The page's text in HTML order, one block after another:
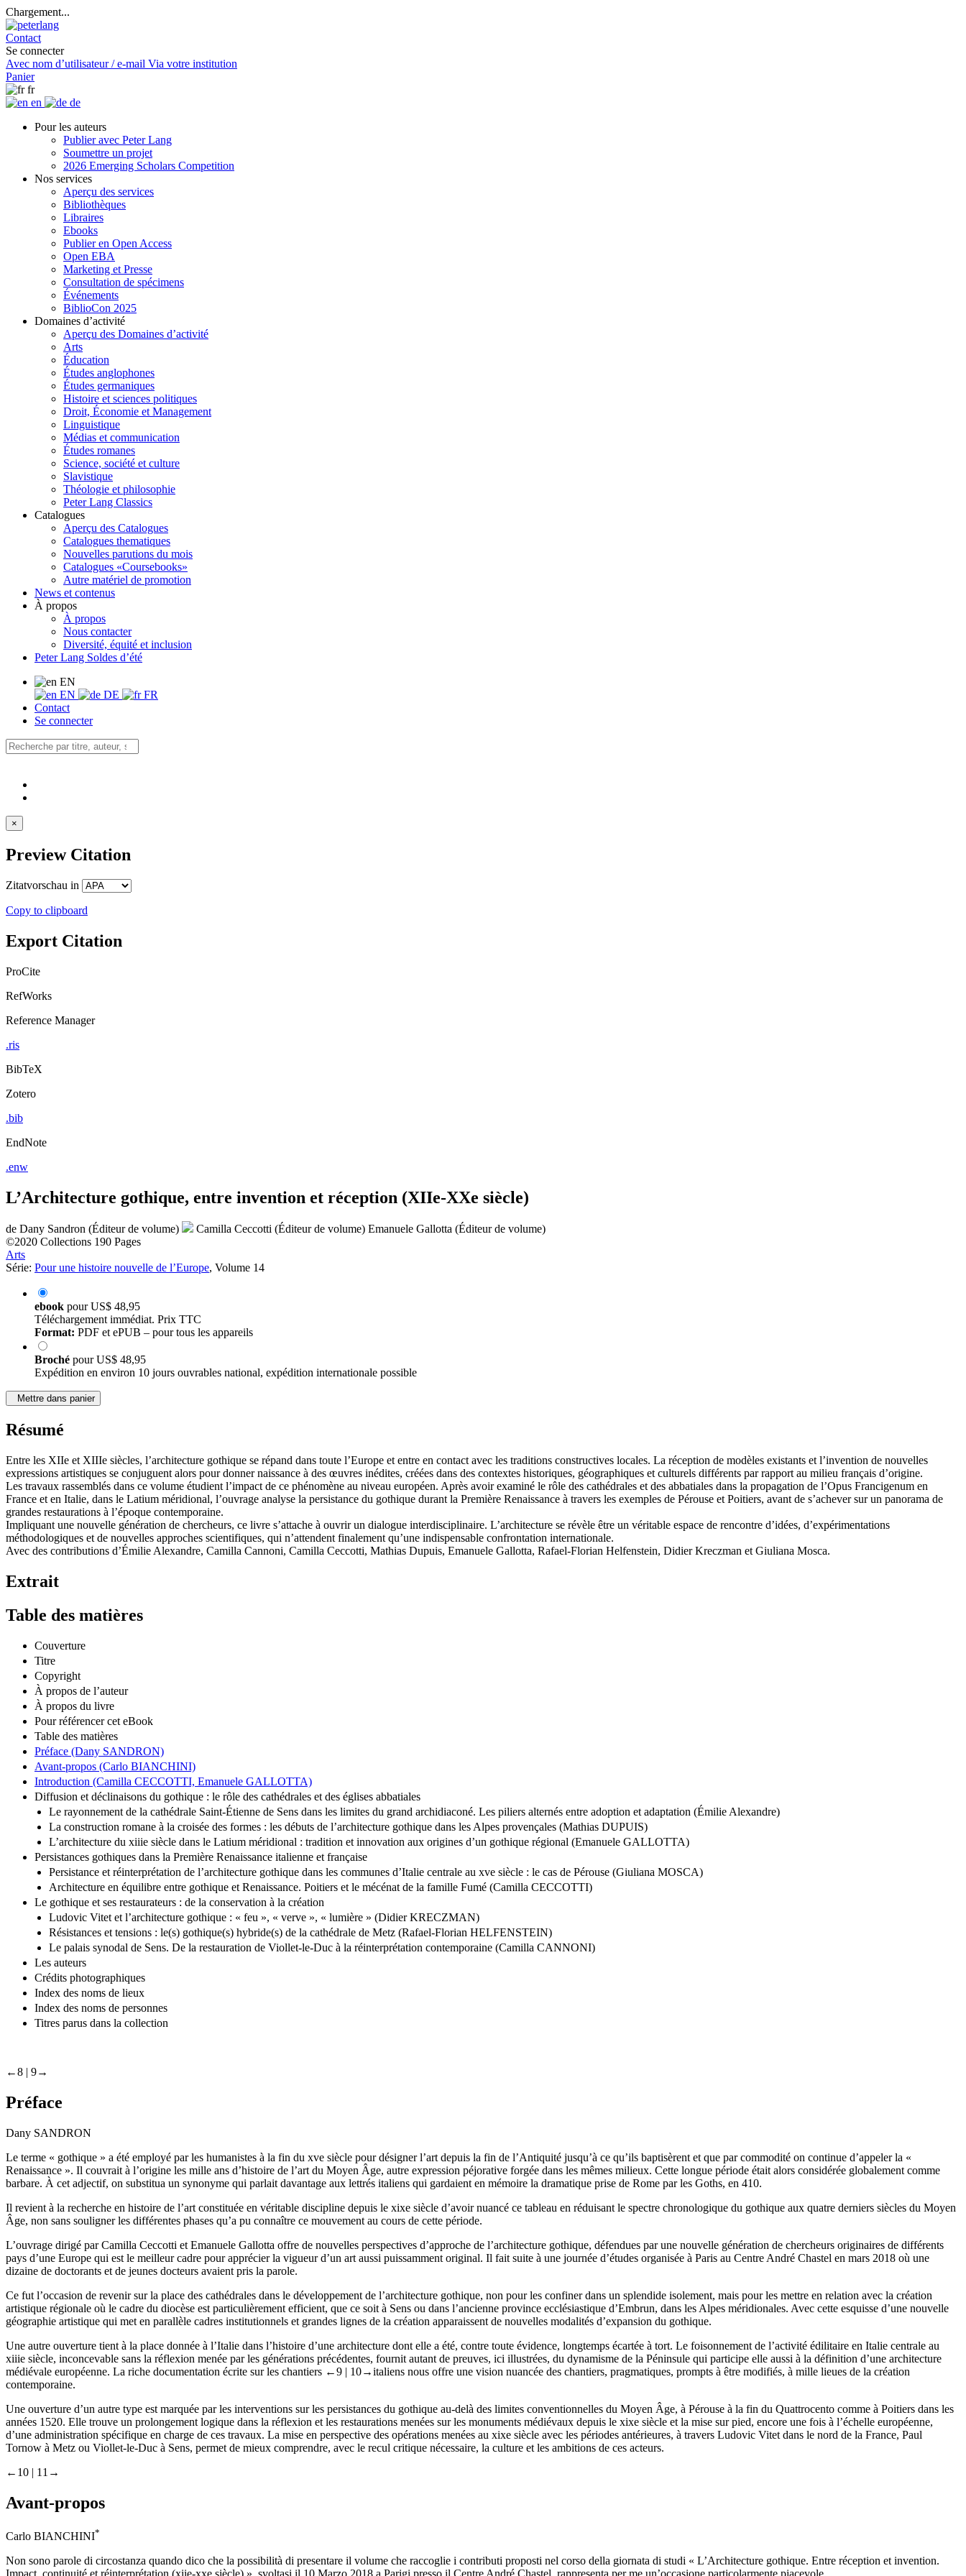
Chargement...
Contact
Se connecter
Avec nom d’utilisateur / e-mail Via votre institution
Panier
fr
en
de
Pour les auteurs
Publier avec Peter Lang
Soumettre un projet
2026 Emerging Scholars Competition
Nos services
Aperçu des services
Bibliothèques
Libraires
Ebooks
Publier en Open Access
Open EBA
Marketing et Presse
Consultation de spécimens
Événements
BiblioCon 2025
Domaines d’activité
Aperçu des Domaines d’activité
Arts
Éducation
Études anglophones
Études germaniques
Histoire et sciences politiques
Droit, Économie et Management
Linguistique
Médias et communication
Études romanes
Science, société et culture
Slavistique
Théologie et philosophie
Peter Lang Classics
Catalogues
Aperçu des Catalogues
Catalogues thematiques
Nouvelles parutions du mois
Catalogues «Coursebooks»
Autre matériel de promotion
News et contenus
À propos
À propos
Nous contacter
Diversité, équité et inclusion
Peter Lang Soldes d’été
EN
EN
DE
FR
Contact
Se connecter
×
Preview Citation
Zitatvorschau in
Copy to clipboard
Export Citation
ProCite
RefWorks
Reference Manager
.ris
BibTeX
Zotero
.bib
EndNote
.enw
L’Architecture gothique, entre invention et réception (XIIe-XXe siècle)
de Dany Sandron (Éditeur de volume) Camilla Ceccotti (Éditeur de volume) Emanuele Gallotta (Éditeur de volume)
©2020 Collections 190 Pages
Arts
Série: Pour une histoire nouvelle de l’Europe, Volume 14
ebook pourUS$ 48,95
Téléchargement immédiat. Prix TTC
Format: PDF et ePUB – pour tous les appareils
Broché pourUS$ 48,95
Expédition en environ 10 jours ouvrables national, expédition internationale possible
Mettre dans panier
Résumé
Entre les XIIe et XIIIe siècles, l’architecture gothique se répand dans toute l’Europe et entre en contact avec les traditions constructives locales. La réception de modèles existants et l’invention de nouvelles
expressions artistiques se conjuguent alors pour donner naissance à des œuvres inédites, créées dans des contextes historiques, géographiques et culturels différents par rapport au milieu français d’origine.
Les travaux rassemblés dans ce volume étudient l’impact de ce phénomène au niveau européen. Après avoir examiné le rôle des cathédrales et des abbatiales dans la propagation de l’Opus Francigenum en
France et en Italie, dans le Latium méridional, l’ouvrage analyse la persistance du gothique durant la Première Renaissance à travers les exemples de Pérouse et Poitiers, avant de s’achever sur un panorama de
grandes restaurations à l’époque contemporaine.
Impliquant une nouvelle génération de chercheurs, ce livre s’attache à ouvrir un dialogue interdisciplinaire. L’architecture se révèle être un véritable espace de rencontre d’idées, d’expérimentations
méthodologiques et de nouvelles approches scientifiques, qui n’attendent finalement qu’une indispensable confrontation internationale.
Avec des contributions d’Émilie Alexandre, Camilla Cannoni, Camilla Ceccotti, Mathias Dupuis, Emanuele Gallotta, Rafael-Florian Helfenstein, Didier Kreczman et Giuliana Mosca.
Extrait
Table des matières
Couverture
Titre
Copyright
À propos de l’auteur
À propos du livre
Pour référencer cet eBook
Table des matières
Préface (Dany SANDRON)
Avant-propos (Carlo BIANCHINI)
Introduction (Camilla CECCOTTI, Emanuele GALLOTTA)
Diffusion et déclinaisons du gothique : le rôle des cathédrales et des églises abbatiales
Le rayonnement de la cathédrale Saint-Étienne de Sens dans les limites du grand archidiaconé. Les piliers alternés entre adoption et adaptation (Émilie Alexandre)
La construction romane à la croisée des formes : les débuts de l’architecture gothique dans les Alpes provençales (Mathias DUPUIS)
L’architecture du xiiie siècle dans le Latium méridional : tradition et innovation aux origines d’un gothique régional (Emanuele GALLOTTA)
Persistances gothiques dans la Première Renaissance italienne et française
Persistance et réinterprétation de l’architecture gothique dans les communes d’Italie centrale au xve siècle : le cas de Pérouse (Giuliana MOSCA)
Architecture en équilibre entre gothique et Renaissance. Poitiers et le mécénat de la famille Fumé (Camilla CECCOTTI)
Le gothique et ses restaurateurs : de la conservation à la création
Ludovic Vitet et l’architecture gothique : « feu », « verve », « lumière » (Didier KRECZMAN)
Résistances et tensions : le(s) gothique(s) hybride(s) de la cathédrale de Metz (Rafael-Florian HELFENSTEIN)
Le palais synodal de Sens. De la restauration de Viollet-le-Duc à la réinterprétation contemporaine (Camilla CANNONI)
Les auteurs
Crédits photographiques
Index des noms de lieux
Index des noms de personnes
Titres parus dans la collection
←8 | 9→
Préface
Dany SANDRON
Le terme « gothique » a été employé par les humanistes à la fin du xve siècle pour désigner l’art depuis la fin de l’Antiquité jusqu’à ce qu’ils baptisèrent et que par commodité on continue d’appeler la «
Renaissance ». Il couvrait à l’origine les mille ans d’histoire de l’art du Moyen Âge, autre expression péjorative forgée dans les mêmes milieux. Cette longue période était alors considérée globalement comme
barbare. À cet adjectif, on substitua un synonyme qui parlait davantage aux lettrés italiens qui gardaient en mémoire la dramatique prise de Rome par les Goths, en 410.
Il revient à la recherche en histoire de l’art constituée en véritable discipline depuis le xixe siècle d’avoir nuancé ce tableau en réduisant le spectre chronologique du gothique aux quatre derniers siècles du Moyen
Âge, non sans souligner les différentes phases qu’a pu connaître ce mouvement au cours de cette période.
L’ouvrage dirigé par Camilla Ceccotti et Emanuele Gallotta offre de nouvelles perspectives d’approche de l’architecture gothique, défendues par une nouvelle génération de chercheurs originaires de différents
pays d’une Europe qui est le meilleur cadre pour apprécier la vigueur d’un art aussi puissamment original. Il fait suite à une journée d’études organisée à Paris au Centre André Chastel en mars 2018 où une
dizaine de doctorants et de jeunes docteurs avaient pris la parole.
Ce fut l’occasion de revenir sur la place des cathédrales dans le développement de l’architecture gothique, non pour les confiner dans un splendide isolement, mais pour les mettre en relation avec la création
artistique régionale où le cadre du diocèse est particulièrement efficient, que ce soit à Sens ou dans l’ancienne province ecclésiastique d’Embrun, dans les Alpes méridionales. Avec cette esquisse d’une nouvelle
géographie artistique qui met en parallèle cadres institutionnels et grandes lignes de la création apparaissent de nouvelles modalités d’expansion du gothique.
Une autre ouverture tient à la place donnée à l’Italie dans l’histoire d’une architecture dont elle a été, contre toute évidence, longtemps écartée à tort. Le foisonnement de l’activité édilitaire en Italie centrale au
xiiie siècle, inconcevable sans la réflexion menée par les générations précédentes, fournit autant de preuves, ici illustrées, du dynamisme de la Péninsule qui participe elle aussi à la définition d’une architecture
médiévale européenne. La riche documentation écrite sur les chantiers ←9 | 10→italiens nous offre une vision nuancée des chantiers, pragmatiques, prompts à être modifiés, à mille lieues de la création
contemporaine.
Une ouverture d’un autre type est marquée par les interventions sur les persistances du gothique au-delà des limites conventionnelles du Moyen Âge, à Pérouse à la fin du Quattrocento comme à Poitiers dans les
années 1520. Elle trouve un prolongement logique dans la réflexion et les restaurations menées sur les monuments médiévaux depuis le xixe siècle et la mise sur pied, encore une fois à l’échelle européenne,
d’une administration spécifique en charge de ces travaux. La mise en perspective des opérations menées au xixe siècle avec les périodes antérieures, à travers Ludovic Vitet dans le nord de la France, Paul
Tornow à Metz ou Viollet-le-Duc à Sens, permet de mieux comprendre, avec le recul critique nécessaire, la culture et les ambitions de ces acteurs.
←10 | 11→
Avant-propos
Carlo BIANCHINI*
Non sono parole di circostanza quando dico che la possibilità di presentare il volume che raccoglie i contributi proposti nel corso della giornata di studi « L’Architecture gothique. Entre réception et invention.
Impact, continuité et réinterprétation (xiie-xxe siècle) », svoltasi il 10 Marzo 2018 a Parigi presso il Centre André Chastel, rappresenta per me un’occasione particolarmente piacevole.